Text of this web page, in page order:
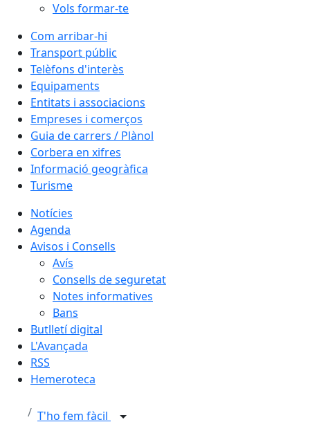
Vols formar-te
Com arribar-hi
Transport públic
Telèfons d'interès
Equipaments
Entitats i associacions
Empreses i comerços
Guia de carrers / Plànol
Corbera en xifres
Informació geogràfica
Turisme
Notícies
Agenda
Avisos i Consells
Avís
Consells de seguretat
Notes informatives
Bans
Butlletí digital
L'Avançada
RSS
Hemeroteca
T'ho fem fàcil